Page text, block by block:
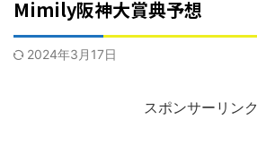
Mimily阪神大賞典予想
2024年3月17日
スポンサーリンク